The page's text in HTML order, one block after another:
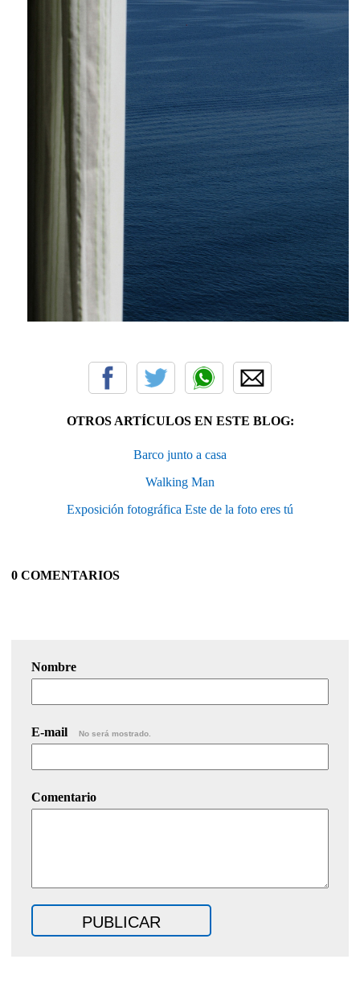
OTROS ARTÍCULOS EN ESTE BLOG:
Barco junto a casa
Walking Man
Exposición fotográfica Este de la foto eres tú
0 COMENTARIOS
Nombre
E-mail No será mostrado.
Comentario